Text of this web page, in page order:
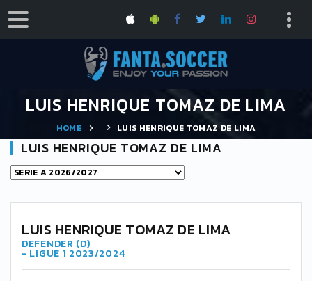
LUIS HENRIQUE TOMAZ DE LIMA
HOME LUIS HENRIQUE TOMAZ DE LIMA
LUIS HENRIQUE TOMAZ DE LIMA
44
LUIS HENRIQUE TOMAZ DE LIMA
DEFENDER (D)
- LIGUE 1 2023/2024